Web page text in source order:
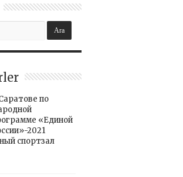
по
«Единой
2021
спортзал